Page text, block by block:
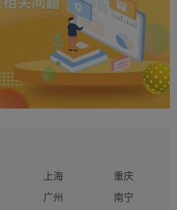
上海
重庆
广州
南宁